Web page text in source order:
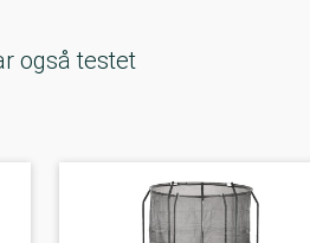
også testet